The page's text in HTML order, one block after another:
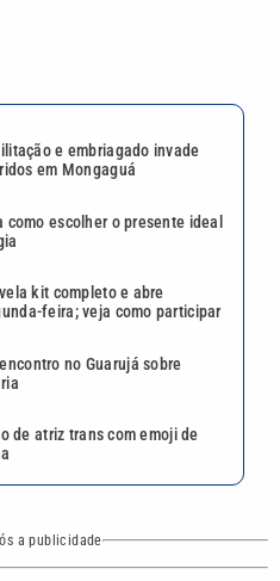
e embriagado invade
em Mongaguá
como escolher o presente ideal
kit completo e abre
feira; veja como participar
no Guarujá sobre
de atriz trans com emoji de
a publicidade